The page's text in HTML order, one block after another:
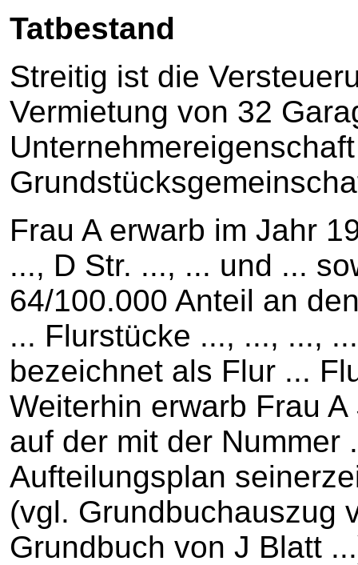
Tatbestand
Streitig ist die
Vermietung von 32
Frau A erwarb im Jahr
..., D Str. ..., ... und ...
64/100.000 Anteil an
... Flurstücke ..., ..., ...,
bezeichnet als Flur ...
Weiterhin erwarb Frau
auf der mit der Nummer
Aufteilungsplan
(vgl. Grundbuchauszug
Grundbuch von J Blatt